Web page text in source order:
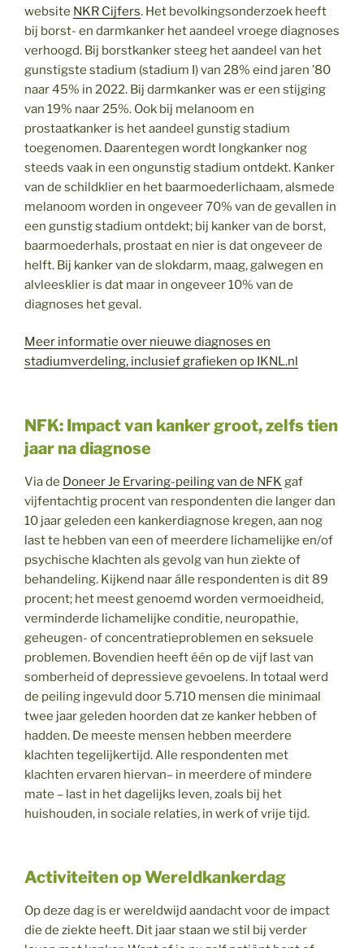
website NKR Cijfers. Het bevolkingsonderzoek heeft
bij borst- en darmkanker het aandeel vroege diagnoses
verhoogd. Bij borstkanker steeg het aandeel van het
gunstigste stadium (stadium I) van 28% eind jaren ’80
naar 45% in 2022. Bij darmkanker was er een stijging
van 19% naar 25%. Ook bij melanoom en
prostaatkanker is het aandeel gunstig stadium
toegenomen. Daarentegen wordt longkanker nog
steeds vaak in een ongunstig stadium ontdekt. Kanker
van de schildklier en het baarmoederlichaam, alsmede
melanoom worden in ongeveer 70% van de gevallen in
een gunstig stadium ontdekt; bij kanker van de borst,
baarmoederhals, prostaat en nier is dat ongeveer de
helft. Bij kanker van de slokdarm, maag, galwegen en
alvleesklier is dat maar in ongeveer 10% van de
diagnoses het geval.
Meer informatie over nieuwe diagnoses en
stadiumverdeling, inclusief grafieken op IKNL.nl
NFK: Impact van kanker groot, zelfs tien
jaar na diagnose
Via de Doneer Je Ervaring-peiling van de NFK gaf
vijfentachtig procent van respondenten die langer dan
10 jaar geleden een kankerdiagnose kregen, aan nog
last te hebben van een of meerdere lichamelijke en/of
psychische klachten als gevolg van hun ziekte of
behandeling. Kijkend naar álle respondenten is dit 89
procent; het meest genoemd worden vermoeidheid,
verminderde lichamelijke conditie, neuropathie,
geheugen- of concentratieproblemen en seksuele
problemen. Bovendien heeft één op de vijf last van
somberheid of depressieve gevoelens. In totaal werd
de peiling ingevuld door 5.710 mensen die minimaal
twee jaar geleden hoorden dat ze kanker hebben of
hadden. De meeste mensen hebben meerdere
klachten tegelijkertijd. Alle respondenten met
klachten ervaren hiervan– in meerdere of mindere
mate – last in het dagelijks leven, zoals bij het
huishouden, in sociale relaties, in werk of vrije tijd.
Activiteiten op Wereldkankerdag
Op deze dag is er wereldwijd aandacht voor de impact
die de ziekte heeft. Dit jaar staan we stil bij verder